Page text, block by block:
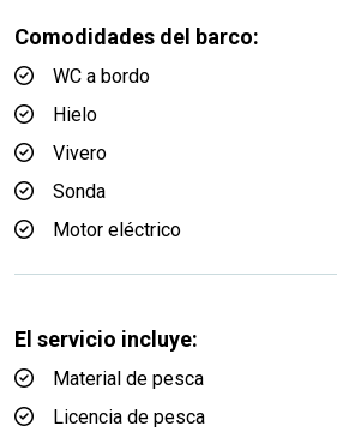
Comodidades del barco:
WC a bordo
Hielo
Vivero
Sonda
Motor eléctrico
El servicio incluye:
Material de pesca
Licencia de pesca